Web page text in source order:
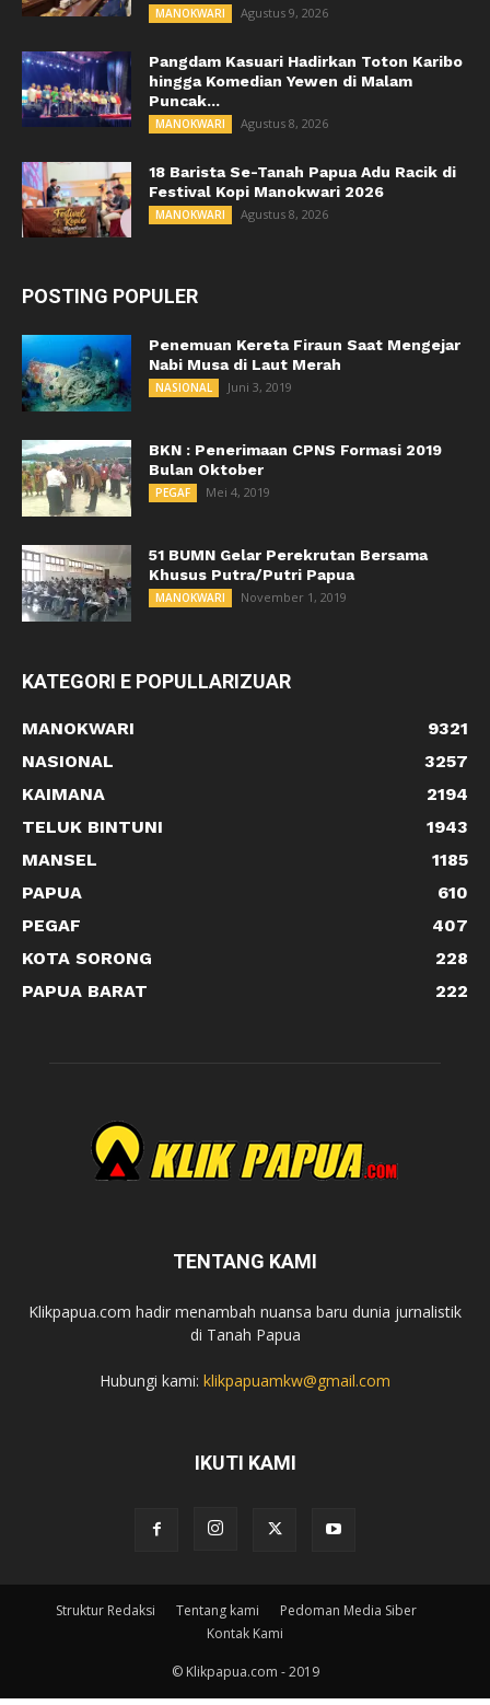
MANOKWARI Agustus 9, 2026
Pangdam Kasuari Hadirkan Toton Karibo
hingga Komedian Yewen di Malam
Puncak...
MANOKWARI Agustus 8, 2026
18 Barista Se-Tanah Papua Adu Racik di
Festival Kopi Manokwari 2026
MANOKWARI Agustus 8, 2026
POSTING POPULER
Penemuan Kereta Firaun Saat Mengejar
Nabi Musa di Laut Merah
NASIONAL Juni 3, 2019
BKN : Penerimaan CPNS Formasi 2019
Bulan Oktober
PEGAF Mei 4, 2019
51 BUMN Gelar Perekrutan Bersama
Khusus Putra/Putri Papua
MANOKWARI November 1, 2019
KATEGORI E POPULLARIZUAR
MANOKWARI
9321
NASIONAL
3257
KAIMANA
2194
TELUK BINTUNI
1943
MANSEL
1185
PAPUA
610
PEGAF
407
KOTA SORONG
228
PAPUA BARAT
222
TENTANG KAMI
Klikpapua.com hadir menambah nuansa baru dunia jurnalistik
di Tanah Papua
Hubungi kami: klikpapuamkw@gmail.com
IKUTI KAMI
Struktur Redaksi Tentang kami
Pedoman Media Siber
Kontak Kami
© Klikpapua.com - 2019